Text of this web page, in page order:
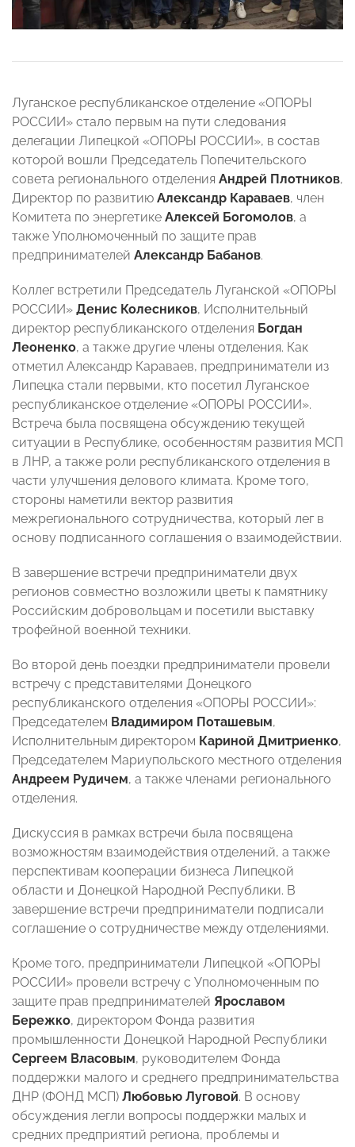
Луганское республиканское отделение «ОПОРЫ
РОССИИ» стало первым на пути следования
делегации Липецкой «ОПОРЫ РОССИИ», в состав
которой вошли Председатель Попечительского
совета регионального отделения Андрей Плотников,
Директор по развитию Александр Караваев, член
Комитета по энергетике Алексей Богомолов, а
также Уполномоченный по защите прав
предпринимателей Александр Бабанов.
Коллег встретили Председатель Луганской «ОПОРЫ
РОССИИ» Денис Колесников, Исполнительный
директор республиканского отделения Богдан
Леоненко, а также другие члены отделения. Как
отметил Александр Караваев, предприниматели из
Липецка стали первыми, кто посетил Луганское
республиканское отделение «ОПОРЫ РОССИИ».
Встреча была посвящена обсуждению текущей
ситуации в Республике, особенностям развития МСП
в ЛНР, а также роли республиканского отделения в
части улучшения делового климата. Кроме того,
стороны наметили вектор развития
межрегионального сотрудничества, который лег в
основу подписанного соглашения о взаимодействии.
В завершение встречи предприниматели двух
регионов совместно возложили цветы к памятнику
Российским добровольцам и посетили выставку
трофейной военной техники.
Во второй день поездки предприниматели провели
встречу с представителями Донецкого
республиканского отделения «ОПОРЫ РОССИИ»:
Председателем Владимиром Поташевым,
Исполнительным директором Кариной Дмитриенко,
Председателем Мариупольского местного отделения
Андреем Рудичем, а также членами регионального
отделения.
Дискуссия в рамках встречи была посвящена
возможностям взаимодействия отделений, а также
перспективам кооперации бизнеса Липецкой
области и Донецкой Народной Республики. В
завершение встречи предприниматели подписали
соглашение о сотрудничестве между отделениями.
Кроме того, предприниматели Липецкой «ОПОРЫ
РОССИИ» провели встречу с Уполномоченным по
защите прав предпринимателей Ярославом
Бережко, директором Фонда развития
промышленности Донецкой Народной Республики
Сергеем Власовым, руководителем Фонда
поддержки малого и среднего предпринимательства
ДНР (ФОНД МСП) Любовью Луговой. В основу
обсуждения легли вопросы поддержки малых и
средних предприятий региона, проблемы и